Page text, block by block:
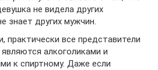
не видела других
знает других мужчин.
практически все представители
алкоголиками и
к спиртному. Даже если